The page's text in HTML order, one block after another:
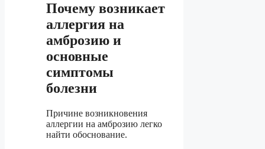
Почему возникает
аллергия на
амброзию и
основные
симптомы
болезни
Причине возникновения
аллергии на амброзию легко
найти обоснование.